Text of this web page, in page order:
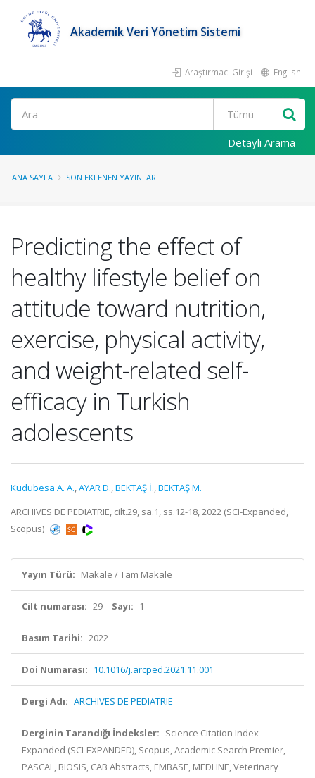
Akademik Veri Yönetim Sistemi
Araştırmacı Girişi English
Ara
Detaylı Arama
ANA SAYFA SON EKLENEN YAYINLAR
Predicting the effect of
healthy lifestyle belief on
attitude toward nutrition,
exercise, physical activity,
and weight-related self-
efficacy in Turkish
adolescents
Kudubesa A. A.,AYAR D.,BEKTAŞ İ.,BEKTAŞ M.
ARCHIVES DE PEDIATRIE, cilt.29, sa.1, ss.12-18, 2022 (SCI-Expanded,
Scopus)
Yayın Türü: Makale / Tam Makale
Cilt numarası: 29 Sayı: 1
Basım Tarihi: 2022
Doi Numarası: 10.1016/j.arcped.2021.11.001
Dergi Adı: ARCHIVES DE PEDIATRIE
Derginin Tarandığı İndeksler: Science Citation Index
Expanded (SCI-EXPANDED), Scopus, Academic Search Premier,
PASCAL, BIOSIS, CAB Abstracts, EMBASE, MEDLINE, Veterinary